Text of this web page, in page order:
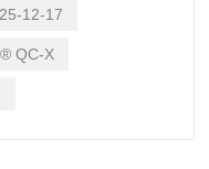
扫描。
12-17
QC-X